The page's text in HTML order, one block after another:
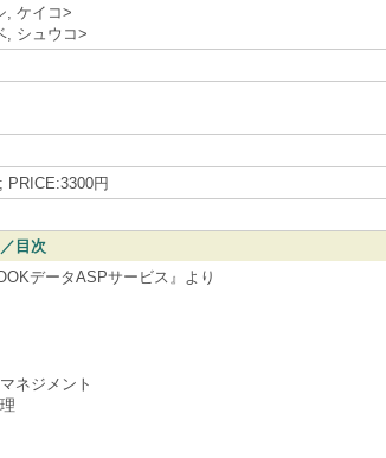
, ケイコ>
, シュウコ>
PRICE:3300円
目次
データASPサービス』より
ネジメント